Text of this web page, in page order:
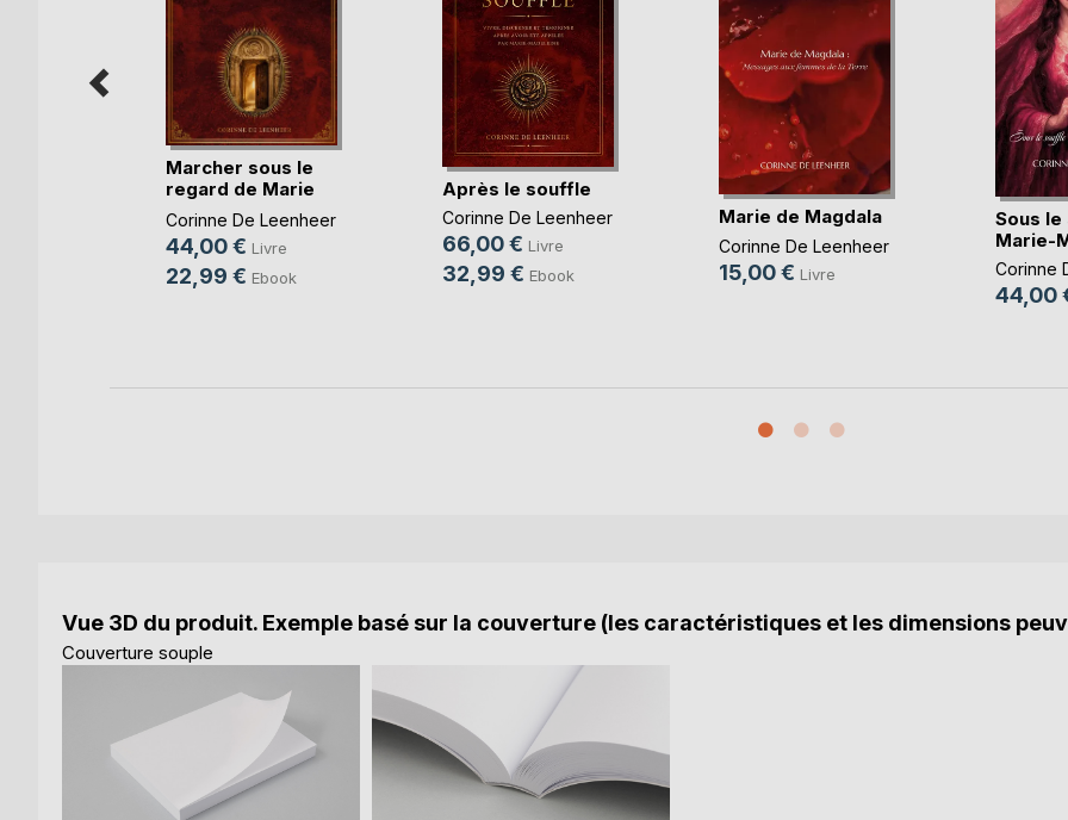
Marcher sous le
regard de Marie
Ma(...)
Corinne De Leenheer
44,00 € Livre
22,99 € Ebook
Après le souffle
Corinne De Leenheer
66,00 € Livre
32,99 € Ebook
Marie de Magdala
Corinne De Leenheer
15,00 € Livre
Sous
Marie-
Corinne
44,00
Vue 3D du produit. Exemple basé sur la couverture (les caractéristiques et les dimensions
Couverture souple